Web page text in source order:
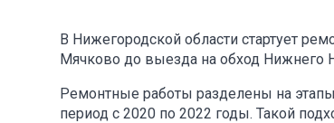
В Нижегородской области стартует
Мячково до выезда на обход Нижнего
Ремонтные работы разделены на
период с 2020 по 2022 годы. Такой